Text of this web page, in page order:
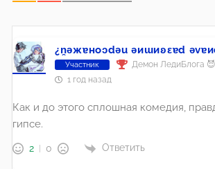
¿n̯ǝжɐноɔdǝu ǝиɯиʚεɐd
Участник
Демон ЛедиБлога 😈
1 год назад
Как и до этого сплошная комедия,
гипсе.
2 0 Ответить